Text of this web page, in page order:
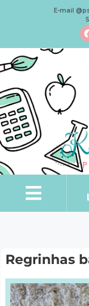
E-mail
Regrinhas